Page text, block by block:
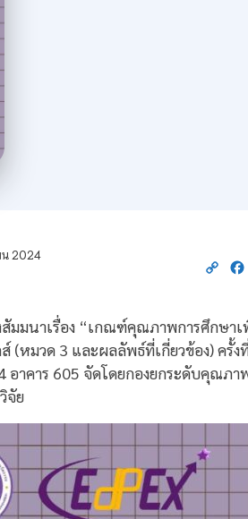
น 2024
Copy
มมนาเรื่อง “เกณฑ์คุณภาพการศึกษา
หมวด 3 และผลลัพธ์ที่เกี่ยวข้อง) ครั้ง
าคาร 605 จัดโดยกองยกระดับคุณภา
จัย